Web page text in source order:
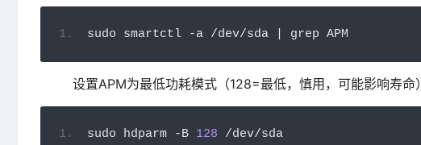
sudo smartctl -a /dev/sda grep APM
设置APM为最低功耗模式（128=最低，慎用，可能影响寿命）
sudo hdparm -B 128 /dev/sda